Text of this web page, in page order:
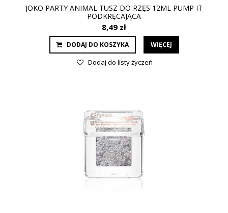
JOKO PARTY ANIMAL TUSZ DO RZĘS 12ML PUMP IT
PODKRĘCAJĄCA
8,49 zł
DODAJ DO KOSZYKA WIĘCEJ
Dodaj do listy życzeń